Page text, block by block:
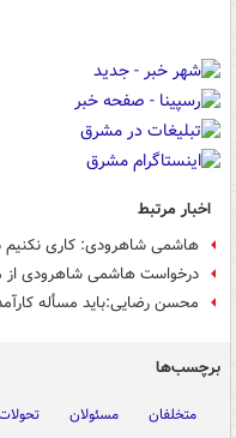
اخبار مرتبط
هاشمی شاهرودی: کاری نکنیم
درخواست هاشمی شاهرودی از
محسن رضایی:باید مسأله
برچسب‌ها
متخلفان مسئولان